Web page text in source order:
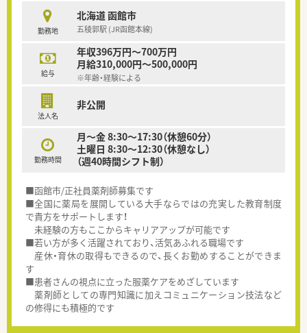
勤務地
北海道 函館市
五稜郭駅 (JR函館本線)
給与
年収396万円～700万円
月給310,000円～500,000円
※年齢・経験による
法人名
非公開
勤務時間
月～金 8:30～17:30（休憩60分）
土曜日 8:30～12:30（休憩なし）
（週40時間シフト制）
■函館市/正社員薬剤師募集です
■全国に薬局を展開している大手ならではの充実した教育制度
で貴方をサポートします！
未経験の方もここからキャリアアップが可能です
■若い方が多く活躍されており、活気あふれる職場です
産休・育休の取得もできるので、長くお勤めすることができま
す
■患者さんの視点に立った服薬ケアをめざしています
薬剤師としての専門知識に加えコミュニケーション技法など
の修得にも積極的です